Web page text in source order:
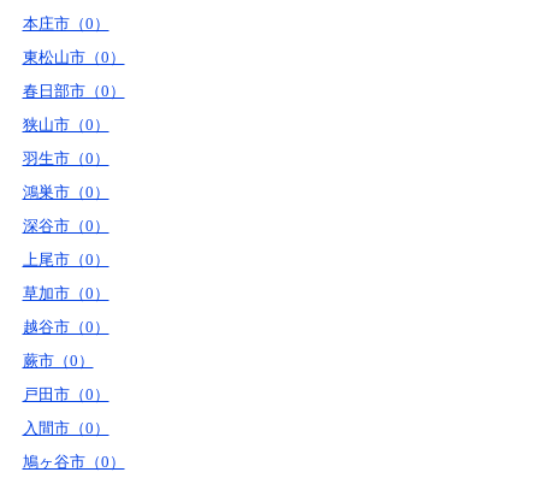
本庄市（0）
東松山市（0）
春日部市（0）
狭山市（0）
羽生市（0）
鴻巣市（0）
深谷市（0）
上尾市（0）
草加市（0）
越谷市（0）
蕨市（0）
戸田市（0）
入間市（0）
鳩ヶ谷市（0）